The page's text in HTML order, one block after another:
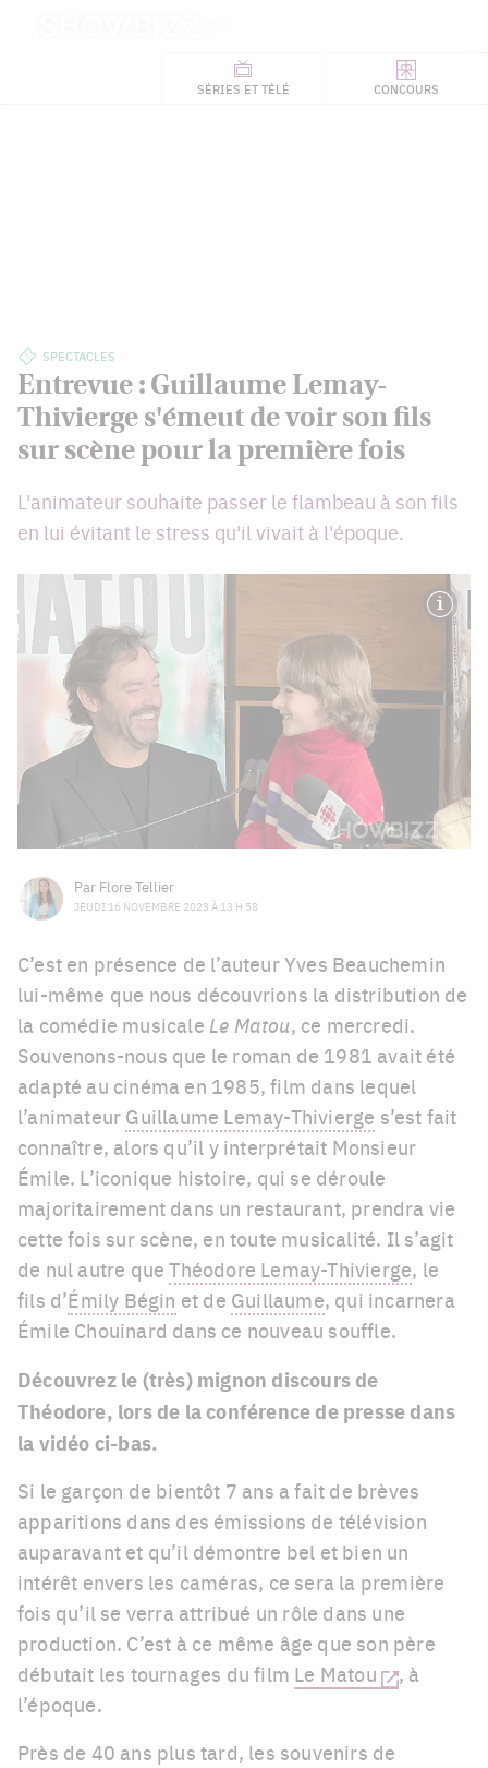
SÉRIES ET TÉLÉ CONCOURS
SPECTACLES
Entrevue : Guillaume Lemay-
Thivierge s'émeut de voir son fils
sur scène pour la première fois
L'animateur souhaite passer le flambeau à son fils
en lui évitant le stress qu'il vivait à l'époque.
Par Flore Tellier
JEUDI 16 NOVEMBRE 2023 À 13 H 58
C’est en présence de l’auteur Yves Beauchemin
lui-même que nous découvrions la distribution de
la comédie musicale Le Matou, ce mercredi.
Souvenons-nous que le roman de 1981 avait été
adapté au cinéma en 1985, film dans lequel
l’animateur Guillaume Lemay-Thivierge s’est fait
connaître, alors qu’il y interprétait Monsieur
Émile. L’iconique histoire, qui se déroule
majoritairement dans un restaurant, prendra vie
cette fois sur scène, en toute musicalité. Il s’agit
de nul autre queThéodore Lemay-Thivierge, le
fils d’Émily Bégin et de Guillaume, qui incarnera
Émile Chouinard dans ce nouveau souffle.
Découvrez le (très) mignon discours de
Théodore, lors de la conférence de presse dans
la vidéo ci-bas.
Si le garçon de bientôt 7 ans a fait de brèves
apparitions dans des émissions de télévision
auparavant et qu’il démontre bel et bien un
intérêt envers les caméras, ce sera la première
fois qu’il se verra attribué un rôle dans une
production. C’est à ce même âge que son père
débutait les tournages du film Le Matou
, à
l’époque.
Près de 40 ans plus tard, les souvenirs de